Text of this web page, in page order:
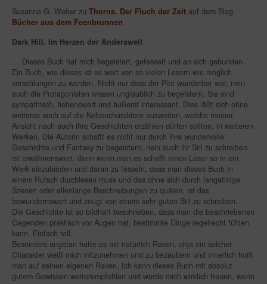
Susanne G. Weber zu Thorns. Der Fluch der Zeit auf dem Blog
Bücher aus dem Feenbrunnen
Dark Hill. Im Herzen der Anderswelt
… Dieses Buch hat mich begeistert, gefesselt und an sich gebunden.
Ein Buch, wie dieses ist es wert von so vielen Lesern wie möglich
verschlungen zu werden. Nicht nur dass der Plot wunderbar war, nein
auch die Protagonisten wissen unglaublich zu begeistern. Sie sind
sympathisch, liebenswert und äußerst interessant. Dies läßt sich ohne
weiteres auch auf die Nebencharaktere ausweiten, welche meiner
Ansicht nach auch ihre Geschichten erzählen dürfen sollten, in weiteren
Werken. Die Autorin schafft es nicht nur durch ihre wundervolle
Geschichte und Fantasy zu begeistern, nein auch ihr Stil zu schreiben
ist erwähnenswert, denn wenn man es schafft einen Leser so in ein
Werk einzubinden und daran zu fesseln, dass man dieses Buch in
einem Rutsch durchlesen muss und das ohne sich durch langatmige
Szenen oder ellenlange Beschreibungen zu quälen, ist das
bewundernswert und zeugt von einem sehr guten Stil zu schreiben.
Die Geschichte ist so bildhaft beschrieben, dass man die beschriebenen
Gegenden praktisch vor Augen hat, bestimmte Dinge regelrecht fühlen
kann. Einfach toll.
Besonders angetan hatte es mir natürlich Raven, ohja ein solcher
Charakter weiß mich mitzunehmen und zu bezaubern und innerlich hofft
man auf seinen eigenen Raven. Ich kann dieses Buch mit absolut
gutem Gewissen weiterempfehlen und würde mich wirklich freuen, wenn